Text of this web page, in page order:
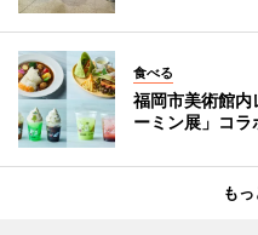
食べる
福岡市美術館内
ーミン展」コラ
も